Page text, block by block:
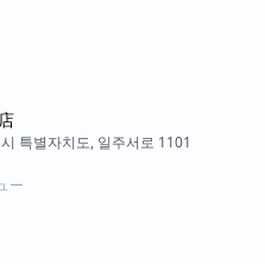
특별자치도, 일주서로 1101
ー